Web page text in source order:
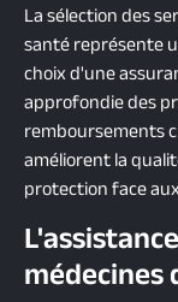
La sélection des
santé représente
choix d'une
approfondie des
remboursements
améliorent la
protection face
médecines